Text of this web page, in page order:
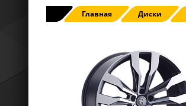
РАСШИРЕННАЯ ГАРАНТИЯ NOKIAN
(IKON TYRES)
Расширенная гарантия Nokian Tyres
Tyres) защищает от эксплуатационных
повреждений — проколов, порезов,
разрывов и вздутий боковины.
Главная Диски